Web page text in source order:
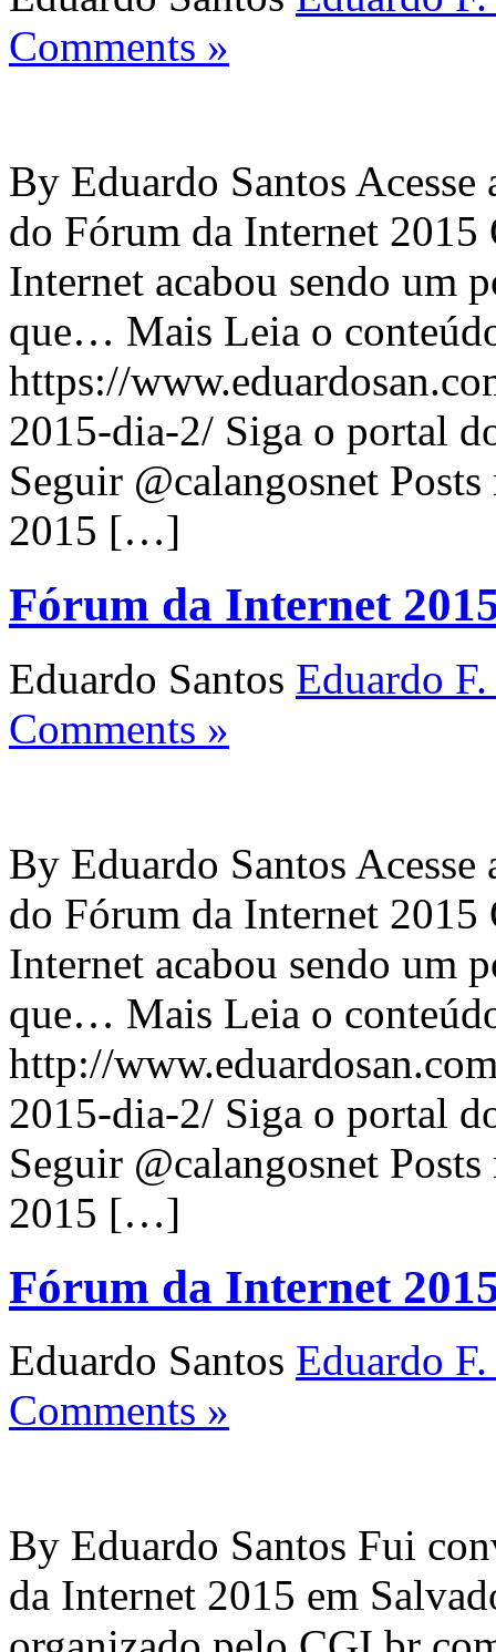
Comments »
By Eduardo Santos
do Fórum da Internet 2015
Internet acabou sendo um
que… Mais Leia o
https://
2015-dia-2/ Siga o portal
Seguir @calangosnet
2015 […]
Fórum da Internet
Eduardo Santos Eduardo
Comments »
By Eduardo Santos
do Fórum da Internet 2015
Internet acabou sendo um
que… Mais Leia o
http://
2015-dia-2/ Siga o portal
Seguir @calangosnet
2015 […]
Fórum da Internet
Eduardo Santos Eduardo
Comments »
By Eduardo Santos Fui
da Internet 2015 em